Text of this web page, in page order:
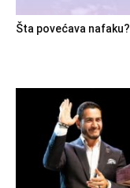
Šta povećava nafaku?